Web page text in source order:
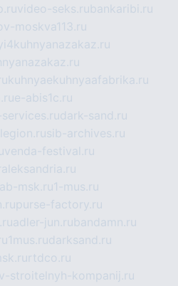
video-seks.rubankaribi.ru
moskva113.ru
kuhnyaekuhnyaafabrika.ru
e-abis1c.ru
dark-sand.ru
sib-archives.ru
venda-festival.ru
msk.ru1-mus.ru
purse-factory.ru
adler-jun.rubandamn.ru
1mus.rudarksand.ru
rtdco.ru
stroitelnyh-kompanij.ru